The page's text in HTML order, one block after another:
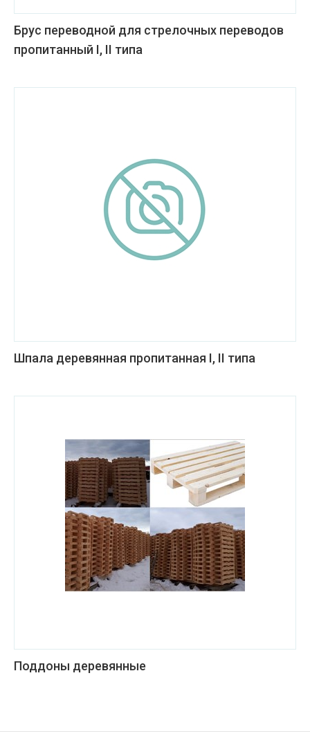
Брус переводной для стрелочных переводов
пропитанный I, II типа
Шпала деревянная пропитанная I, II типа
Поддоны деревянные